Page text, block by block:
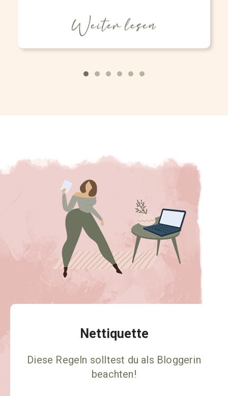
Weiter lesen
Nettiquette
Diese Regeln solltest du als Bloggerin
beachten!